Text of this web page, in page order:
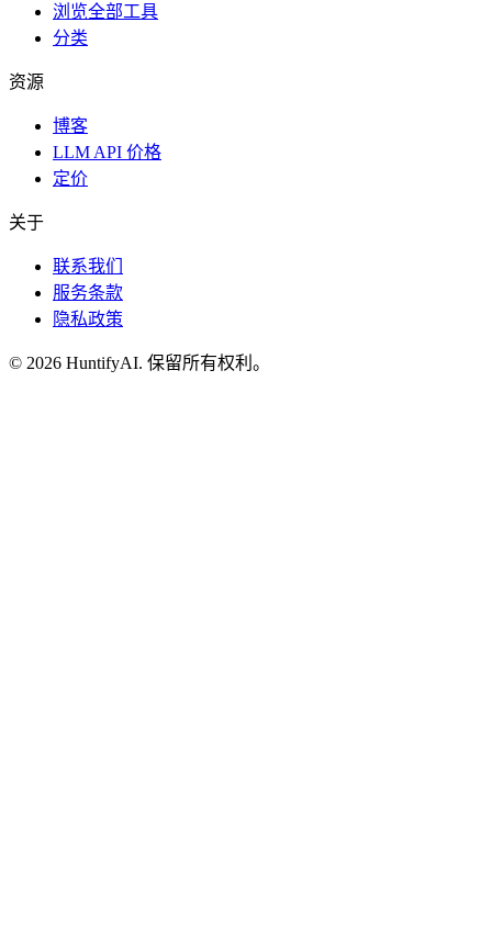
浏览全部工具
分类
资源
博客
LLM API 价格
定价
关于
联系我们
服务条款
隐私政策
© 2026 HuntifyAI. 保留所有权利。